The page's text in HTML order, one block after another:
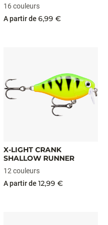
16 couleurs
A partir de 6,99 €
X-LIGHT CRANK
SHALLOW RUNNER
12 couleurs
A partir de 12,99 €